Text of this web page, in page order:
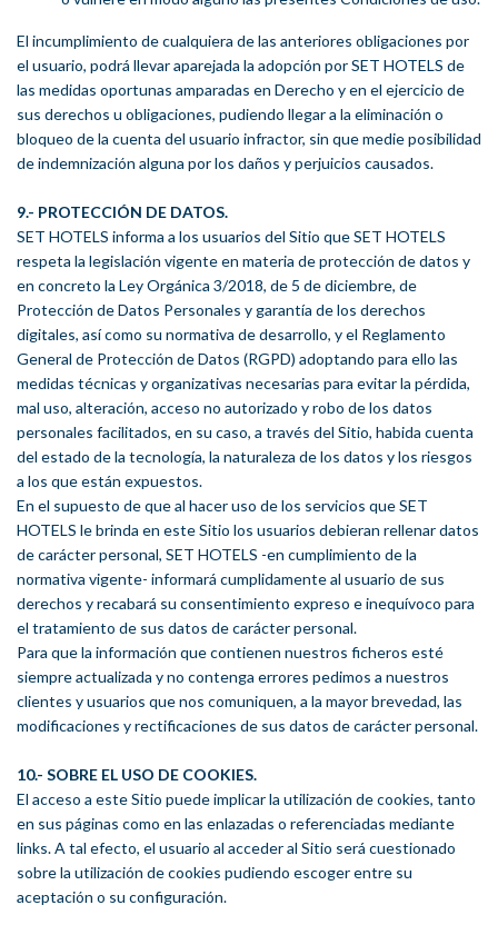
El incumplimiento de cualquiera de las anteriores obligaciones por
el usuario, podrá llevar aparejada la adopción por SET HOTELS de
las medidas oportunas amparadas en Derecho y en el ejercicio de
sus derechos u obligaciones, pudiendo llegar a la eliminación o
bloqueo de la cuenta del usuario infractor, sin que medie posibilidad
de indemnización alguna por los daños y perjuicios causados.
9.- PROTECCIÓN DE DATOS.
SET HOTELS informa a los usuarios del Sitio que SET HOTELS
respeta la legislación vigente en materia de protección de datos y
en concreto la Ley Orgánica 3/2018, de 5 de diciembre, de
Protección de Datos Personales y garantía de los derechos
digitales, así como su normativa de desarrollo, y el Reglamento
General de Protección de Datos (RGPD) adoptando para ello las
medidas técnicas y organizativas necesarias para evitar la pérdida,
mal uso, alteración, acceso no autorizado y robo de los datos
personales facilitados, en su caso, a través del Sitio, habida cuenta
del estado de la tecnología, la naturaleza de los datos y los riesgos
a los que están expuestos.
En el supuesto de que al hacer uso de los servicios que SET
HOTELS le brinda en este Sitio los usuarios debieran rellenar datos
de carácter personal, SET HOTELS -en cumplimiento de la
normativa vigente- informará cumplidamente al usuario de sus
derechos y recabará su consentimiento expreso e inequívoco para
el tratamiento de sus datos de carácter personal.
Para que la información que contienen nuestros ficheros esté
siempre actualizada y no contenga errores pedimos a nuestros
clientes y usuarios que nos comuniquen, a la mayor brevedad, las
modificaciones y rectificaciones de sus datos de carácter personal.
10.- SOBRE EL USO DE COOKIES.
El acceso a este Sitio puede implicar la utilización de cookies, tanto
en sus páginas como en las enlazadas o referenciadas mediante
links. A tal efecto, el usuario al acceder al Sitio será cuestionado
sobre la utilización de cookies pudiendo escoger entre su
aceptación o su configuración.